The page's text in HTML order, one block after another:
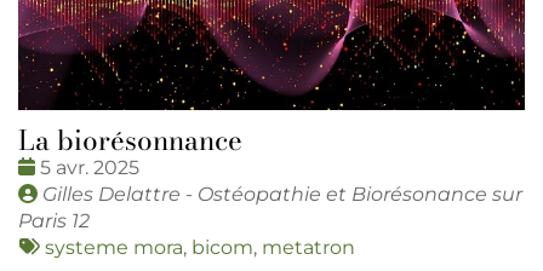
La biorésonnance
Date
5 avr. 2025
Publié
par
Gilles Delattre - Ostéopathie et Biorésonance sur
Paris 12
Tags
systeme mora, bicom, metatron